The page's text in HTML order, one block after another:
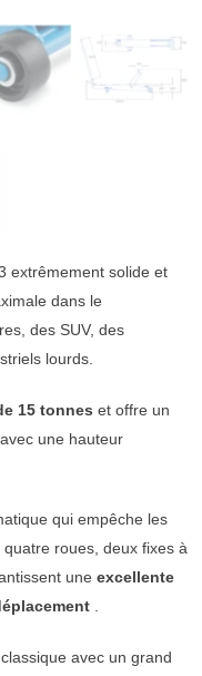
extrêmement solide et
dans le
des SUV, des
lourds.
15 tonnes et offre un
une hauteur
qui empêche les
roues, deux fixes à
une excellente
avec un grand